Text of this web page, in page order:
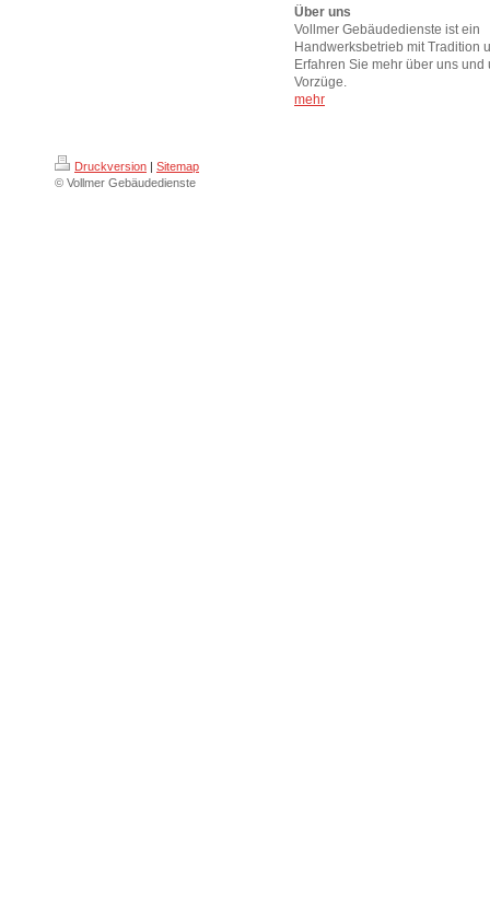
Über uns
Vollmer Gebäudedienste ist ein
Handwerksbetrieb mit Tradition
Erfahren Sie mehr über uns und
Vorzüge.
mehr
Druckversion | Sitemap
© Vollmer Gebäudedienste